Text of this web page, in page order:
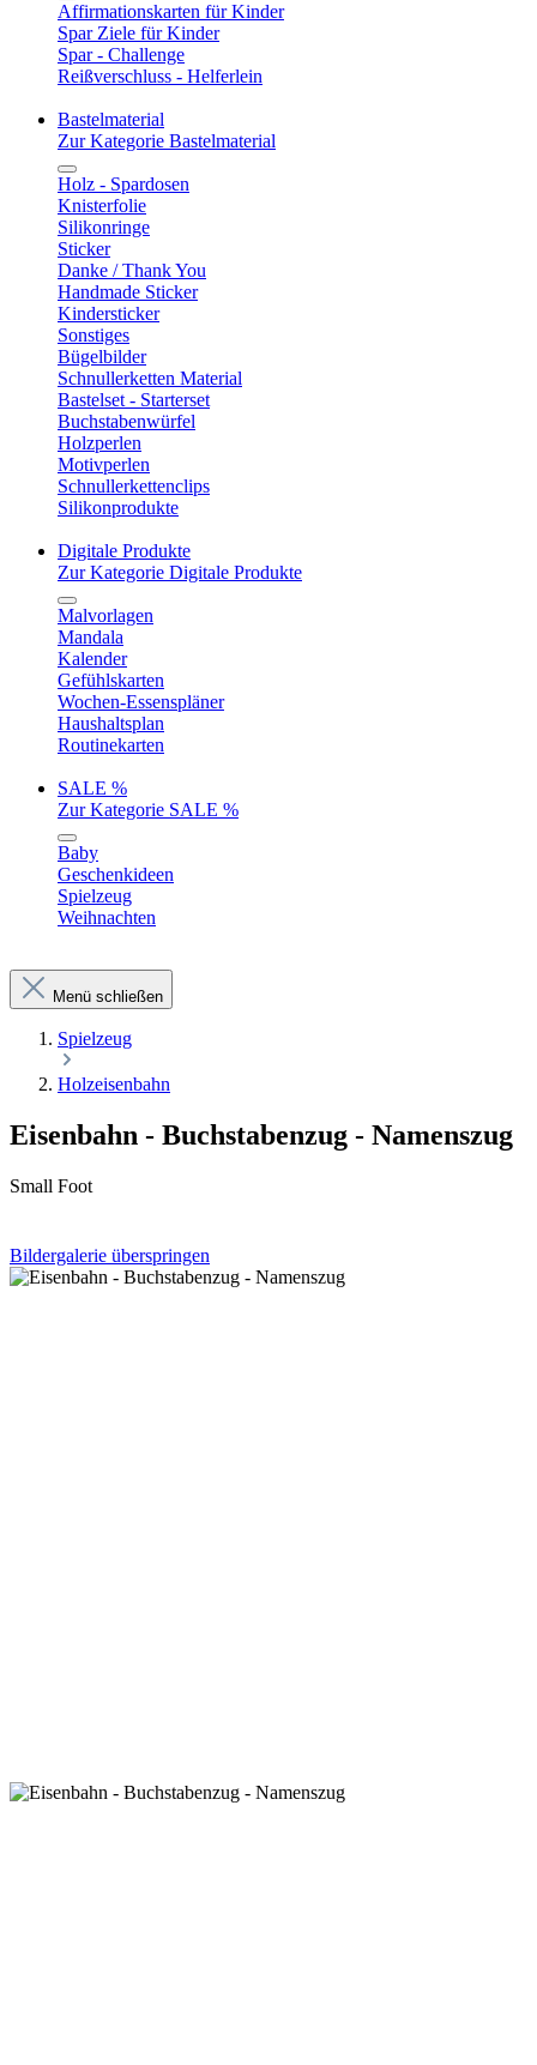
Affirmationskarten für Kinder
Spar Ziele für Kinder
Spar - Challenge
Reißverschluss - Helferlein
Bastelmaterial
Zur Kategorie Bastelmaterial
Holz - Spardosen
Knisterfolie
Silikonringe
Sticker
Danke / Thank You
Handmade Sticker
Kindersticker
Sonstiges
Bügelbilder
Schnullerketten Material
Bastelset - Starterset
Buchstabenwürfel
Holzperlen
Motivperlen
Schnullerkettenclips
Silikonprodukte
Digitale Produkte
Zur Kategorie Digitale Produkte
Malvorlagen
Mandala
Kalender
Gefühlskarten
Wochen-Essenspläner
Haushaltsplan
Routinekarten
SALE %
Zur Kategorie SALE %
Baby
Geschenkideen
Spielzeug
Weihnachten
Menü schließen
Spielzeug
Holzeisenbahn
Eisenbahn - Buchstabenzug - Namenszug
Small Foot
Bildergalerie überspringen